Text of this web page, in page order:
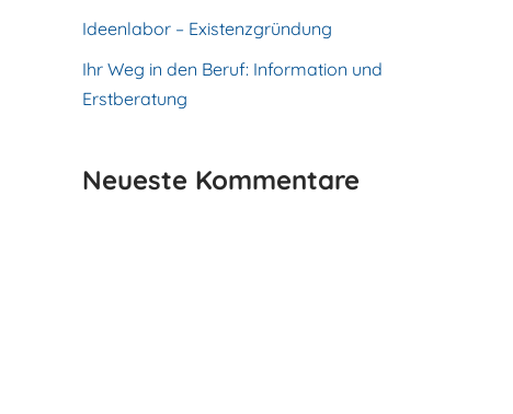
Ideenlabor – Existenzgründung
Ihr Weg in den Beruf: Information und
Erstberatung
Neueste Kommentare